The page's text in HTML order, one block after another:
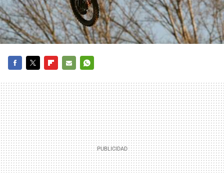
MAIL